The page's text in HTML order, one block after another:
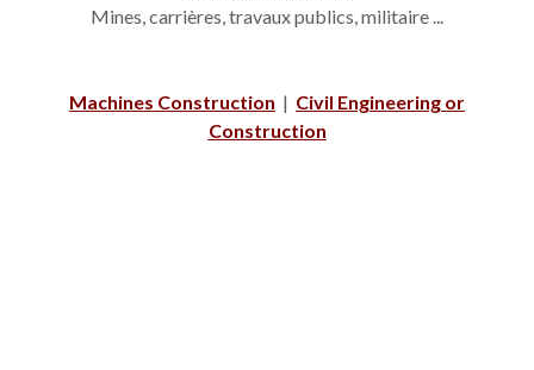
Mines, carrières, travaux publics, militaire ...
Machines Construction | Civil Engineering or
Construction